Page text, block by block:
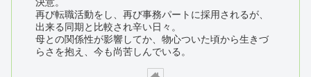
再び転職活動をし、再び事務パートに採用されるが、
出来る同期と比較され辛い日々。
母との関係性が影響してか、物心ついた頃から生きづ
らさを抱え、今も尚苦しんでいる。